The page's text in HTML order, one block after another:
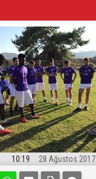
10:19 28 Ağustos 2017